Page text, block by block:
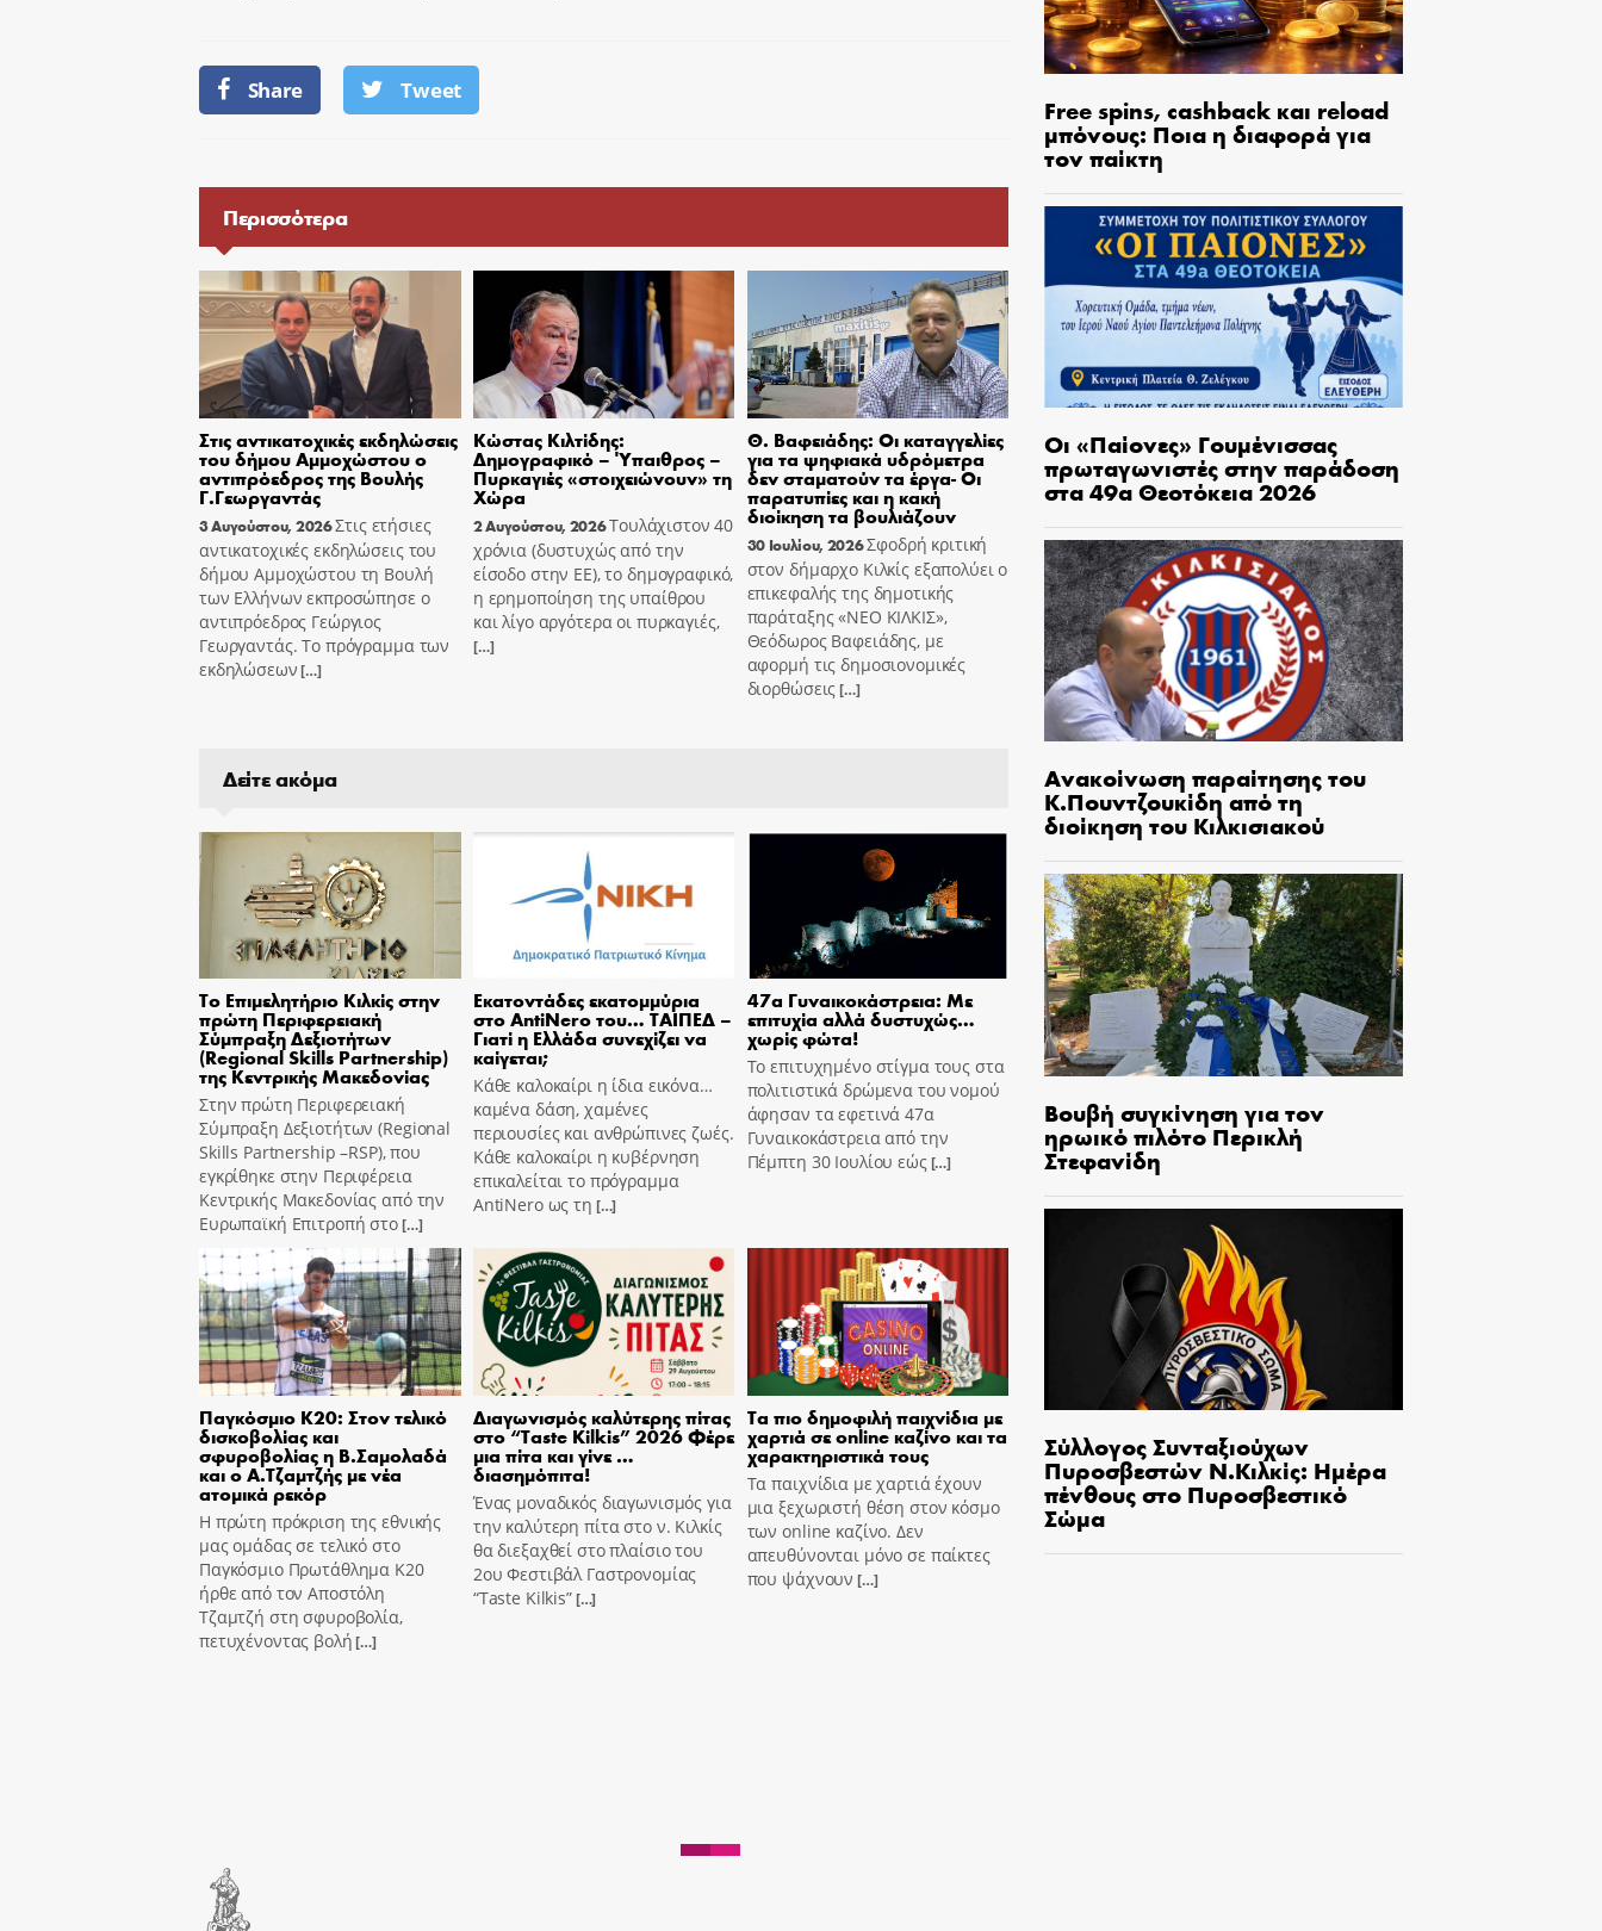
Share Tweet
Περισσότερα
Στις αντικατοχικές εκδηλώσεις
του δήμου Αμμοχώστου ο
αντιπρόεδρος της Βουλής
Γ.Γεωργαντάς
3 Αυγούστου, 2026Στις ετήσιες
αντικατοχικές εκδηλώσεις του
δήμου Αμμοχώστου τη Βουλή
των Ελλήνων εκπροσώπησε ο
αντιπρόεδρος Γεώργιος
Γεωργαντάς. Το πρόγραμμα των
εκδηλώσεων[…]
Κώστας Κιλτίδης:
Δημογραφικό – Ύπαιθρος –
Πυρκαγιές «στοιχειώνουν» τη
Χώρα
2 Αυγούστου, 2026Τουλάχιστον 40
χρόνια (δυστυχώς από την
είσοδο στην ΕΕ), το δημογραφικό,
η ερημοποίηση της υπαίθρου
και λίγο αργότερα οι πυρκαγιές,
[…]
Θ. Βαφειάδης: Οι καταγγελίες
για τα ψηφιακά υδρόμετρα
δεν σταματούν τα έργα- Οι
παρατυπίες και η κακή
διοίκηση τα βουλιάζουν
30 Ιουλίου, 2026Σφοδρή κριτική
στον δήμαρχο Κιλκίς εξαπολύει ο
επικεφαλής της δημοτικής
παράταξης «ΝΕΟ ΚΙΛΚΙΣ»,
Θεόδωρος Βαφειάδης, με
αφορμή τις δημοσιονομικές
διορθώσεις[…]
Δείτε ακόμα
Το Επιμελητήριο Κιλκίς στην
πρώτη Περιφερειακή
Σύμπραξη Δεξιοτήτων
(Regional Skills Partnership)
της Κεντρικής Μακεδονίας
Στην πρώτη Περιφερειακή
Σύμπραξη Δεξιοτήτων (Regional
Skills Partnership –RSP), που
εγκρίθηκε στην Περιφέρεια
Κεντρικής Μακεδονίας από την
Ευρωπαϊκή Επιτροπή στο[…]
Εκατοντάδες εκατομμύρια
στο AntiNero του… ΤΑΙΠΕΔ –
Γιατί η Ελλάδα συνεχίζει να
καίγεται;
Κάθε καλοκαίρι η ίδια εικόνα…
καμένα δάση, χαμένες
περιουσίες και ανθρώπινες ζωές.
Κάθε καλοκαίρι η κυβέρνηση
επικαλείται το πρόγραμμα
AntiNero ως τη […]
47α Γυναικοκάστρεια: Με
επιτυχία αλλά δυστυχώς…
χωρίς φώτα!
Το επιτυχημένο στίγμα τους στα
πολιτιστικά δρώμενα του νομού
άφησαν τα εφετινά 47α
Γυναικοκάστρεια από την
Πέμπτη 30 Ιουλίου εώς[…]
Παγκόσμιο Κ20: Στον τελικό
δισκοβολίας και
σφυροβολίας η Β.Σαμολαδά
και ο Α.Τζαμτζής με νέα
ατομικά ρεκόρ
Η πρώτη πρόκριση της εθνικής
μας ομάδας σε τελικό στο
Παγκόσμιο Πρωτάθλημα Κ20
ήρθε από τον Αποστόλη
Τζαμτζή στη σφυροβολία,
πετυχένοντας βολή[…]
Διαγωνισμός καλύτερης πίτας
στο “Taste Kilkis” 2026 Φέρε
μια πίτα και γίνε …
διασημόπιτα!
Ένας μοναδικός διαγωνισμός για
την καλύτερη πίτα στο ν. Κιλκίς
θα διεξαχθεί στο πλαίσιο του
2ου Φεστιβάλ Γαστρονομίας
“Taste Kilkis”[…]
Τα πιο δημοφιλή παιχνίδια με
χαρτιά σε online καζίνο και τα
χαρακτηριστικά τους
Τα παιχνίδια με χαρτιά έχουν
μια ξεχωριστή θέση στον κόσμο
των online καζίνο. Δεν
απευθύνονται μόνο σε παίκτες
που ψάχνουν […]
Free spins, cashback και reload
μπόνους: Ποια η διαφορά για
τον παίκτη
Οι «Παίονες» Γουμένισσας
πρωταγωνιστές στην παράδοση
στα 49α Θεοτόκεια 2026
Ανακοίνωση παραίτησης του
Κ.Πουντζουκίδη από τη
διοίκηση του Κιλκισιακού
Βουβή συγκίνηση για τον
ηρωικό πιλότο Περικλή
Στεφανίδη
Σύλλογος Συνταξιούχων
Πυροσβεστών Ν.Κιλκίς: Ημέρα
πένθους στο Πυροσβεστικό
Σώμα